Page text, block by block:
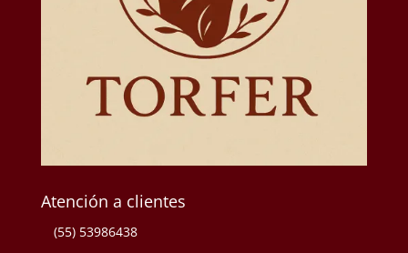
Atención a clientes
(55) 53986438